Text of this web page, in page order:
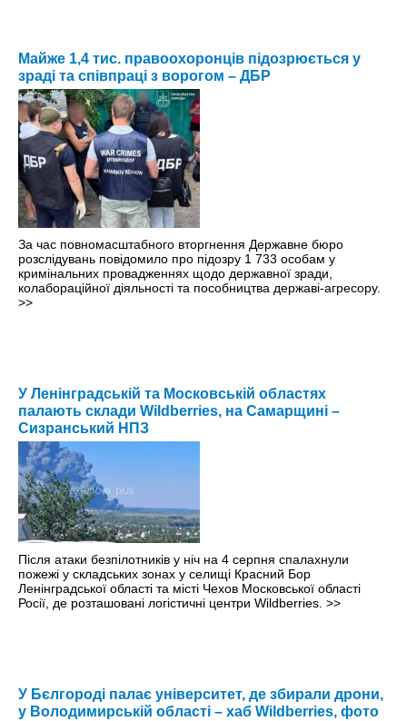
Майже 1,4 тис. правоохоронців підозрюється у
зраді та співпраці з ворогом – ДБР
За час повномасштабного вторгнення Державне бюро
розслідувань повідомило про підозру 1 733 особам у
кримінальних провадженнях щодо державної зради,
колабораційної діяльності та пособництва державі-агресору.
>>
У Ленінградській та Московській областях
палають склади Wildberries, на Самарщині –
Сизранський НПЗ
Після атаки безпілотників у ніч на 4 серпня спалахнули
пожежі у складських зонах у селищі Красний Бор
Ленінградської області та місті Чехов Московської області
Росії, де розташовані логістичні центри Wildberries. >>
У Бєлгороді палає університет, де збирали дрони,
у Володимирській області – хаб Wildberries, фото